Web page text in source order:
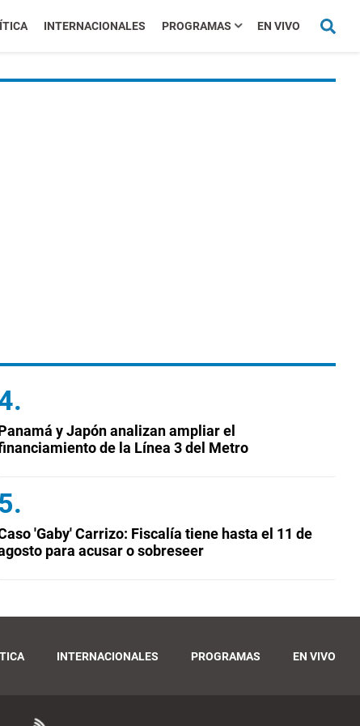
INTERNACIONALES PROGRAMAS EN VIVO
y Japón analizan ampliar el
de la Línea 3 del Metro
'Gaby' Carrizo: Fiscalía tiene hasta el 11 de
para acusar o sobreseer
INTERNACIONALES PROGRAMAS EN VIVO